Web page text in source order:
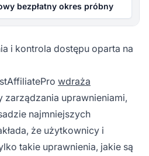
bezpłatny okres próbny
i kontrola dostępu oparta na
wdraża
zarządzania uprawnieniami,
najmniejszych
że użytkownicy i
takie uprawnienia, jakie są